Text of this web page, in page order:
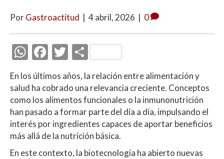
PorGastroactitud | 4 abril, 2026 | 0
W
h
at
s
A
p
p
F
e
b
o
o
k
T
w
itt
er
C
m
p
ar
ti
r
En los últimos años, la relación entre alimentación y
salud ha cobrado una relevancia creciente. Conceptos
como los alimentos funcionales o la inmunonutrición
han pasado a formar parte del día a día, impulsando el
interés por ingredientes capaces de aportar beneficios
más allá de la nutrición básica.
En este contexto, la biotecnología ha abierto nuevas